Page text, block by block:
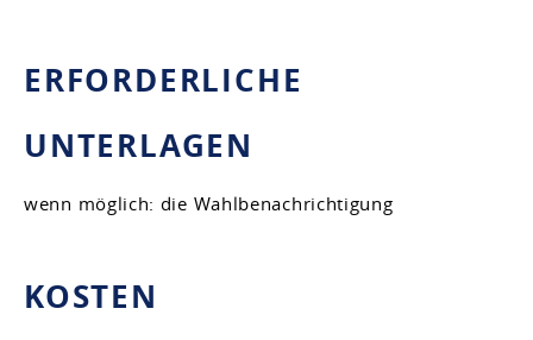
ERFORDERLICHE
UNTERLAGEN
wenn möglich: die Wahlbenachrichtigung
KOSTEN